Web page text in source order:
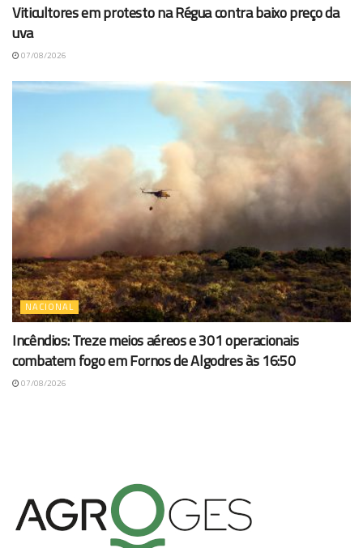
Viticultores em protesto na Régua contra baixo preço da
uva
07/08/2026
NACIONAL
Incêndios: Treze meios aéreos e 301 operacionais
combatem fogo em Fornos de Algodres às 16:50
07/08/2026